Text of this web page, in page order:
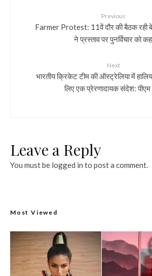
Previous
Farmer Protest: 11वें दौर की बैठक रही
ने प्रस्ताव पर पुनर्विचार को
Next
भारतीय क्रिकेट टीम की ऑस्ट्रेलिया में
लिए एक प्रेरणादायक संदेश: पीएम
Leave a Reply
You must be logged in to post a comment.
Most Viewed